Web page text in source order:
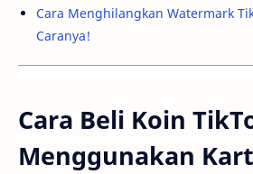
Cara Menghilangkan Watermark
Caranya!
Cara Beli Koin
Menggunakan